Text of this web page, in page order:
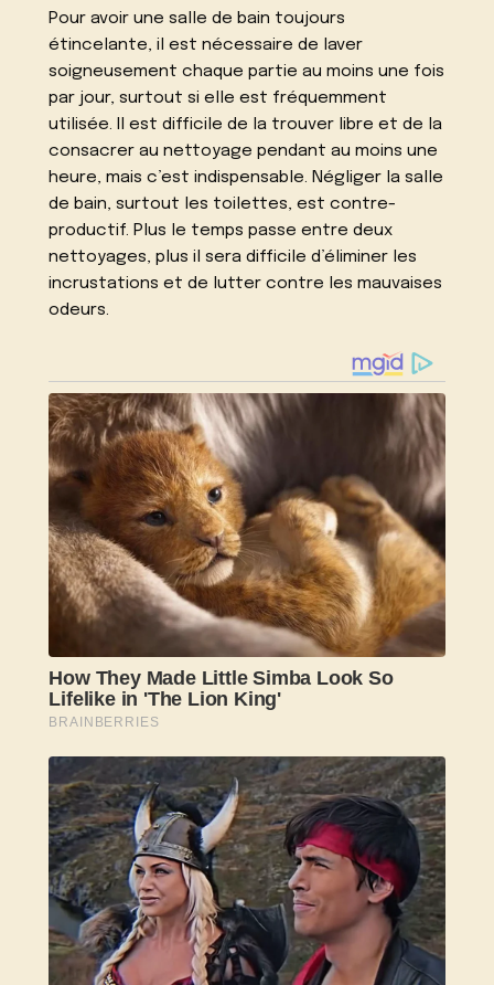
Pour avoir une salle de bain toujours
étincelante, il est nécessaire de laver
soigneusement chaque partie au moins une fois
par jour, surtout si elle est fréquemment
utilisée. Il est difficile de la trouver libre et de la
consacrer au nettoyage pendant au moins une
heure, mais c’est indispensable. Négliger la salle
de bain, surtout les toilettes, est contre-
productif. Plus le temps passe entre deux
nettoyages, plus il sera difficile d’éliminer les
incrustations et de lutter contre les mauvaises
odeurs.